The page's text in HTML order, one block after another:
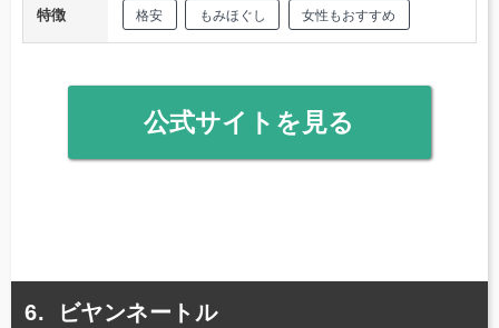
特徴 格安 もみほぐし 女性もおすすめ
公式サイトを見る
ビヤンネートル